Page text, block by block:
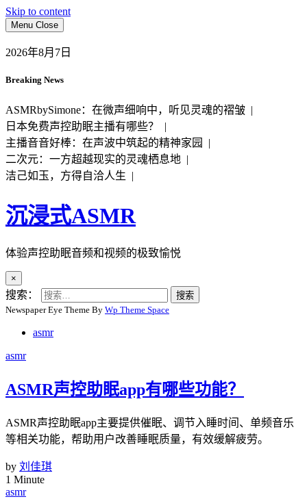
Skip to content
Menu Close
2026年8月7日
Breaking News
ASMRbySimone：在微声细响中，听见灵魂的褶皱 |
日本免费声控助眠主播有哪些？ |
主播音音好棒：在声波中筑起的精神家园 |
二次元：一方超越现实的灵魂栖息地 |
洁己如玉，方得自洽人生 |
沉浸式ASMR
体验声控助眠音频和视频的极致愉悦
×
搜索：
Newspaper Eye Theme By Wp Theme Space
asmr
asmr
ASMR声控助眠app有哪些功能？
ASMR声控助眠app主要提供催眠、调节入睡时间、单频音乐
等相关功能，帮助用户改善睡眠质量，有效缓解疲劳。
by 刘佳琪
1 Minute
asmr